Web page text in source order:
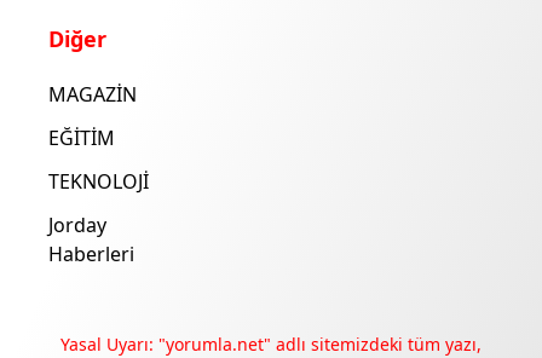
Diğer
MAGAZİN
EĞİTİM
TEKNOLOJİ
Jorday
Haberleri
Yasal Uyarı: "yorumla.net" adlı sitemizdeki tüm yazı,